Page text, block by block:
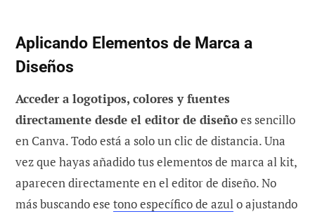
Aplicando Elementos de Marca a
Diseños
Acceder a logotipos, colores y fuentes
directamente desde el editor de diseñoes sencillo
en Canva. Todo está a solo un clic de distancia. Una
vez que hayas añadido tus elementos de marca al kit,
aparecen directamente en el editor de diseño. No
más buscando ese tono específico de azulo ajustando